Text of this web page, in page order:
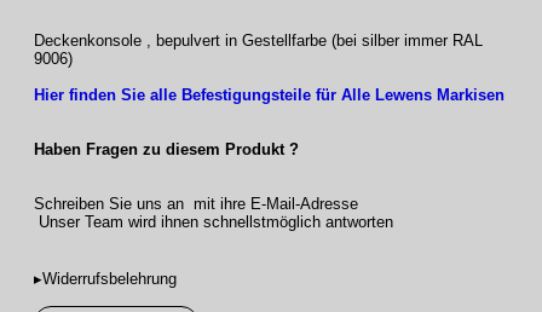
Deckenkonsole , bepulvert in Gestellfarbe (bei silber immer RAL
9006)
Hier finden Sie alle Befestigungsteile für Alle Lewens Markisen
Haben Fragen zu diesem Produkt ?
Schreiben Sie uns an mit ihre E-Mail-Adresse
Unser Team wird ihnen schnellstmöglich antworten
▸Widerrufsbelehrung